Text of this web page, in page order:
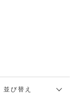
並び替え